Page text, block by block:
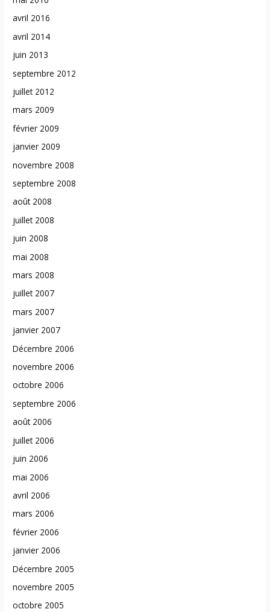
avril 2016
avril 2014
juin 2013
septembre 2012
juillet 2012
mars 2009
février 2009
janvier 2009
novembre 2008
septembre 2008
août 2008
juillet 2008
juin 2008
mai 2008
mars 2008
juillet 2007
mars 2007
janvier 2007
Décembre 2006
novembre 2006
octobre 2006
septembre 2006
août 2006
juillet 2006
juin 2006
mai 2006
avril 2006
mars 2006
février 2006
janvier 2006
Décembre 2005
novembre 2005
octobre 2005